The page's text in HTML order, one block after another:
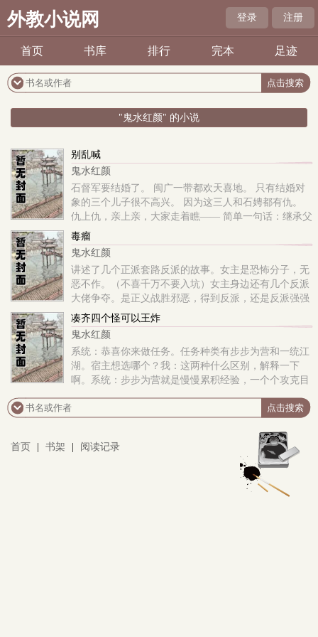
外教小说网 登录 注册
首页 书库 排行 完本 足迹
"鬼水红颜" 的小说
别乱喊
鬼水红颜
石督军要结婚了。 闽广一带都欢天喜地。 只有结婚对
象的三个儿子很不高兴。 因为这三人和石娉都有仇。
仇上仇，亲上亲，大家走着瞧—— 简单一句话：继承父
业的女将军 vs 各路乱世豪杰的相爱相杀。 民国文 NP，
女主兵痞大流氓，男主们骚、浪、贱、狠、毒（大概五
六个男主），嗨皮一下。
毒瘤
鬼水红颜
讲述了几个正派套路反派的故事。女主是恐怖分子，无
恶不作。（不喜千万不要入坑）女主身边还有几个反派
大佬争夺。是正义战胜邪恶，得到反派，还是反派强强
联手，干掉正派，敬请期待。概括型简介：此文讲述了
顾三罪恶而刺激的人生。她站黑暗的时候，正义一直想
要将她绳之于法。（结局：不是悲剧。我从不写悲剧）
上部免费，下部开始收费，希望还能得到大家的继续支
持，感谢！题外话：这篇是送给我多年来的读者也是好
友-阿苏的生日
凑齐四个怪可以王炸
鬼水红颜
系统：恭喜你来做任务。任务种类有步步为营和一统江
湖。宿主想选哪个？我：这两种什么区别，解释一下
啊。系统：步步为营就是慢慢累积经验，一个个攻克目
回去。我：这还需要说吗？肯定是一统江湖啊。系
统江湖模式）几分钟后我：请让我死。系统：请注意一
统江湖模式，集合四组不同类型攻略对象就能够完成。
首页 书架 阅读记录